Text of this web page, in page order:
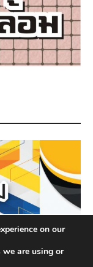
on our
are using or